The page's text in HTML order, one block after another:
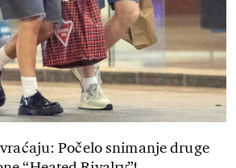
Počelo snimanje druge